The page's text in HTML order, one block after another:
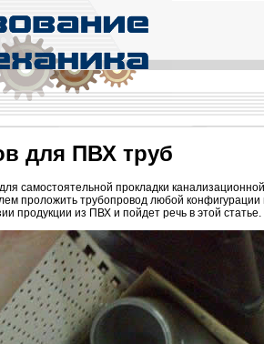
для ПВХ труб
самостоятельной прокладки
проложить трубопровод любой конфигурации
продукции из ПВХ и пойдет речь в этой статье.